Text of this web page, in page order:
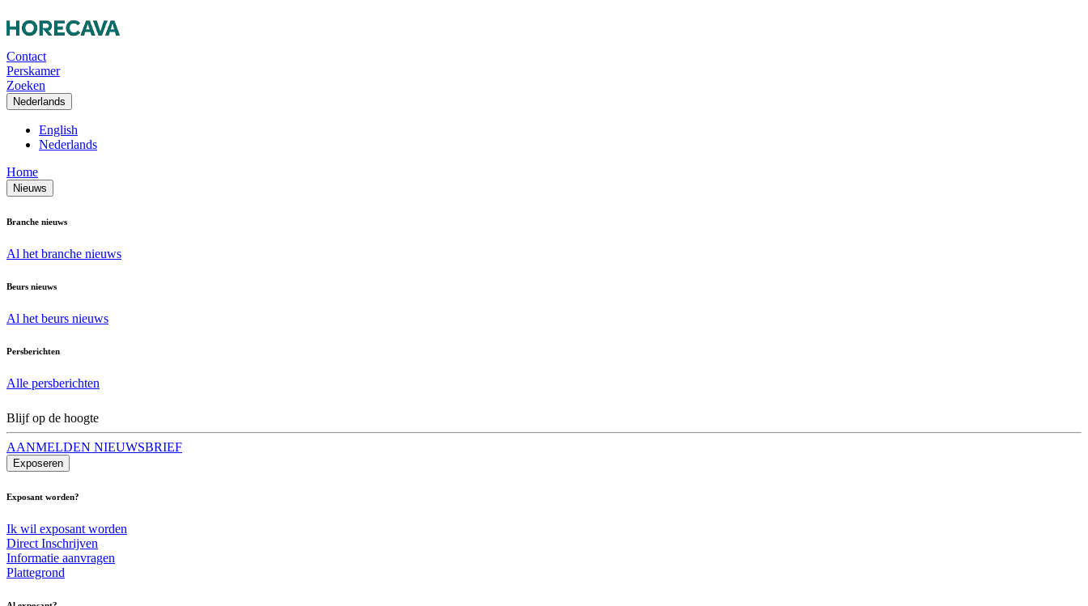
Contact
Perskamer
Zoeken
Nederlands
English
Nederlands
Home
Nieuws
Branche nieuws
Al het branche nieuws
Beurs nieuws
Al het beurs nieuws
Persberichten
Alle persberichten
Blijf op de hoogte
AANMELDEN NIEUWSBRIEF
Exposeren
Exposant worden?
Ik wil exposant worden
Direct Inschrijven
Informatie aanvragen
Plattegrond